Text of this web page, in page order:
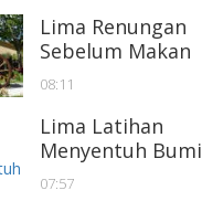
Lima Renungan
Sebelum Makan
08:11
Lima Latihan
Menyentuh Bumi
07:57